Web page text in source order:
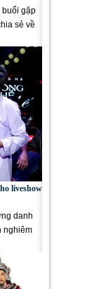
buổi gặp
sẻ về
liveshow
danh
nghiêm